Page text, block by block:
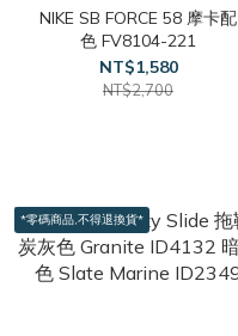
NIKE SB FORCE 58 摩卡配
色 FV8104-221
NT$1,580
NT$2,700
*零碼商品,不得退換貨*